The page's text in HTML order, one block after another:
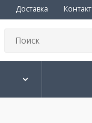
Доставка